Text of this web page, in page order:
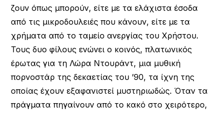
ζουν όπως μπορούν, είτε με τα ελάχιστα έσοδα
από τις μικροδουλειές που κάνουν, είτε με τα
χρήματα από το ταμείο ανεργίας του Χρήστου.
Τους δυο φίλους ενώνει ο κοινός, πλατωνικός
έρωτας για τη Λώρα Ντουράντ, μια μυθική
πορνοστάρ της δεκαετίας του ’90, τα ίχνη της
οποίας έχουν εξαφανιστεί μυστηριωδώς. Όταν τα
πράγματα πηγαίνουν από το κακό στο χειρότερο,